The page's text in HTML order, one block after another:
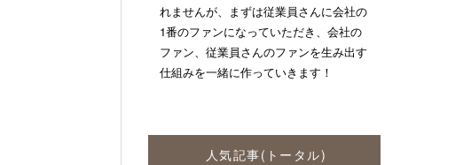
れませんが、まずは従業員さんに会社の
1番のファンになっていただき、会社の
ファン、従業員さんのファンを生み出す
仕組みを一緒に作っていきます！
人気記事(トータル)